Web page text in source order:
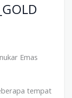
Emas
tempat